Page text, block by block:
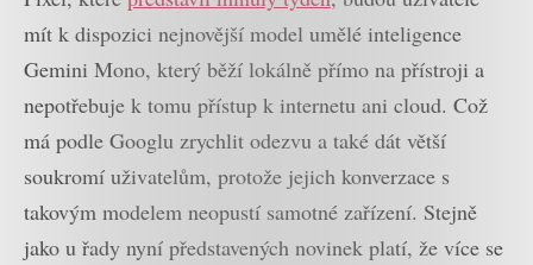
mít k dispozici nejnovější model umělé inteligence
Gemini Mono, který běží lokálně přímo na přístroji a
nepotřebuje k tomu přístup k internetu ani cloud. Což
má podle Googlu zrychlit odezvu a také dát větší
soukromí uživatelům, protože jejich konverzace s
takovým modelem neopustí samotné zařízení. Stejně
jako u řady nyní představených novinek platí, že více se